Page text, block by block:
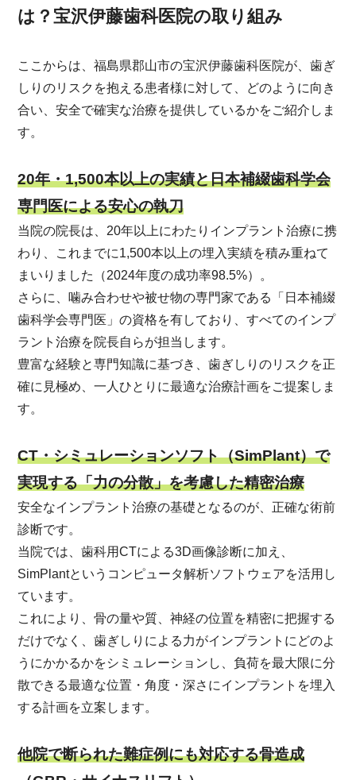
は？宝沢伊藤歯科医院の取り組み
ここからは、福島県郡山市の宝沢伊藤歯科医院が、歯ぎ
しりのリスクを抱える患者様に対して、どのように向き
合い、安全で確実な治療を提供しているかをご紹介しま
す。
20年・1,500本以上の実績と日本補綴歯科学会
専門医による安心の執刀
当院の院長は、20年以上にわたりインプラント治療に携
わり、これまでに1,500本以上の埋入実績を積み重ねて
まいりました（2024年度の成功率98.5%）。
さらに、噛み合わせや被せ物の専門家である「日本補綴
歯科学会専門医」の資格を有しており、すべてのインプ
ラント治療を院長自らが担当します。
豊富な経験と専門知識に基づき、歯ぎしりのリスクを正
確に見極め、一人ひとりに最適な治療計画をご提案しま
す。
CT・シミュレーションソフト（SimPlant）で
実現する「力の分散」を考慮した精密治療
安全なインプラント治療の基礎となるのが、正確な術前
診断です。
当院では、歯科用CTによる3D画像診断に加え、
SimPlantというコンピュータ解析ソフトウェアを活用し
ています。
これにより、骨の量や質、神経の位置を精密に把握する
だけでなく、歯ぎしりによる力がインプラントにどのよ
うにかかるかをシミュレーションし、負荷を最大限に分
散できる最適な位置・角度・深さにインプラントを埋入
する計画を立案します。
他院で断られた難症例にも対応する骨造成